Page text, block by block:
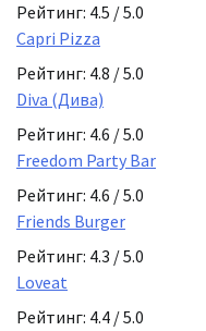
Рейтинг: 4.5 / 5.0
Capri Pizza
Рейтинг: 4.8 / 5.0
Diva (Дива)
Рейтинг: 4.6 / 5.0
Freedom Party Bar
Рейтинг: 4.6 / 5.0
Friends Burger
Рейтинг: 4.3 / 5.0
Loveat
Рейтинг: 4.4 / 5.0